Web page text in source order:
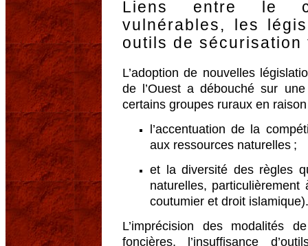
Liens entre le
vulnérables, les
outils de sécurisation
L’adoption de nouvelles
de l’Ouest a débouché sur
certains groupes ruraux en
l’accentuation de la
aux ressources naturelles ;
et la diversité des règles
naturelles,
coutumier et droit islamique).
L’imprécision des modalités
foncières, l’insuffisance